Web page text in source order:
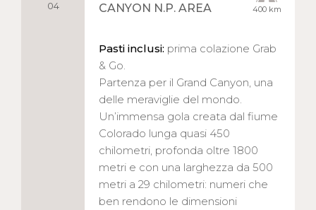
04 400 km
CANYON N.P. AREA
Pasti inclusi: prima colazione Grab
& Go.
Partenza per il Grand Canyon, una
delle meraviglie del mondo.
Un’immensa gola creata dal fiume
Colorado lunga quasi 450
chilometri, profonda oltre 1800
metri e con una larghezza da 500
metri a 29 chilometri: numeri che
ben rendono le dimensioni